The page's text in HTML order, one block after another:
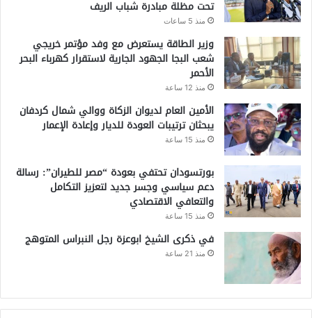
تحت مظلة مبادرة شباب الريف
منذ 5 ساعات
وزير الطاقة يستعرض مع وفد مؤتمر خريجي
شعب البجا الجهود الجارية لاستقرار كهرباء البحر
الأحمر
منذ 12 ساعة
الأمين العام لديوان الزكاة ووالي شمال كردفان
يبحثان ترتيبات العودة للديار وإعادة الإعمار
منذ 15 ساعة
بورتسودان تحتفي بعودة “مصر للطيران”: رسالة
دعم سياسي وجسر جديد لتعزيز التكامل
والتعافي الاقتصادي
منذ 15 ساعة
في ذكرى الشيخ ابوعزة رجل النبراس المتوهج
منذ 21 ساعة